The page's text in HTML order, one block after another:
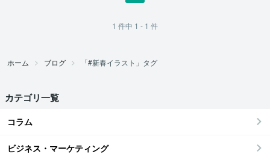
1 件中 1 - 1 件
ホーム ブログ 「#新春イラスト」タグ
カテゴリ一覧
コラム
ビジネス・マーケティング